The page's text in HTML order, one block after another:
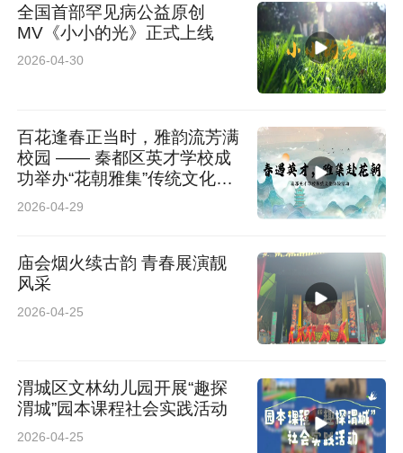
全国首部罕见病公益原创
MV《小小的光》正式上线
2026-04-30
百花逢春正当时，雅韵流芳满
校园 —— 秦都区英才学校成
功举办“花朝雅集”传统文化主
题活动
2026-04-29
庙会烟火续古韵 青春展演靓
风采
2026-04-25
渭城区文林幼儿园开展“趣探
渭城”园本课程社会实践活动
2026-04-25